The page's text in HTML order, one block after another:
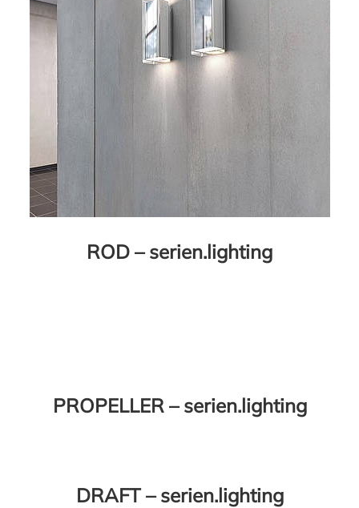
ROD – serien.lighting
PROPELLER – serien.lighting
DRAFT – serien.lighting